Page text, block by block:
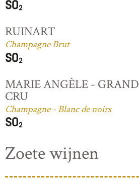
RUINART
Champagne Brut
MARIE ANGÈLE - GRAND
CRU
Champagne - Blanc de noirs
Zoete wijnen